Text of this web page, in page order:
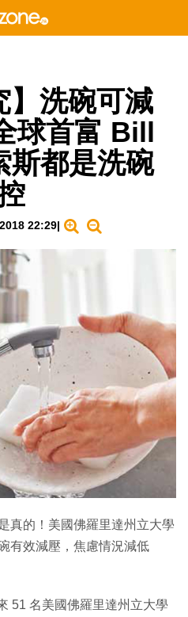
】洗碗可減
球首富 Bill
斯都是洗碗
22:29|
真的！美國佛羅里達州立大學
有效減壓，焦慮情況減低
51 名美國佛羅里達州立大學